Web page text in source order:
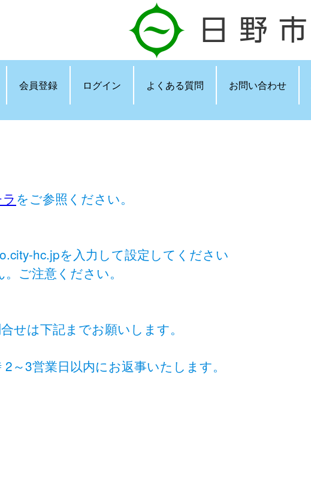
会員登録 ログイン よくある質問 お問い合わせ
をご参照ください。
hc.jpを入力して設定してください
ご注意ください。
せは下記までお願いします。
～3営業日以内にお返事いたします。